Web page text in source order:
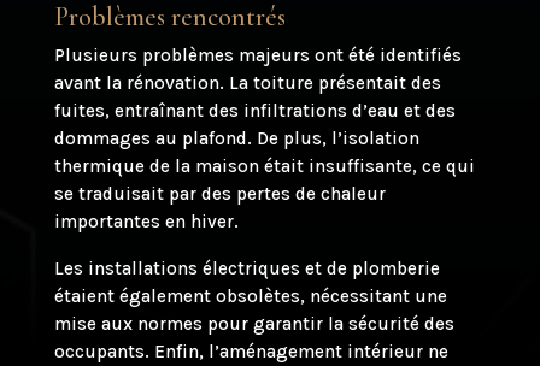
Problèmes rencontrés
Plusieurs problèmes majeurs ont été identifiés
avant la rénovation. La toiture présentait des
fuites, entraînant des infiltrations d’eau et des
dommages au plafond. De plus, l’isolation
thermique de la maison était insuffisante, ce qui
se traduisait par des pertes de chaleur
importantes en hiver.
Les installations électriques et de plomberie
étaient également obsolètes, nécessitant une
mise aux normes pour garantir la sécurité des
occupants. Enfin, l’aménagement intérieur ne